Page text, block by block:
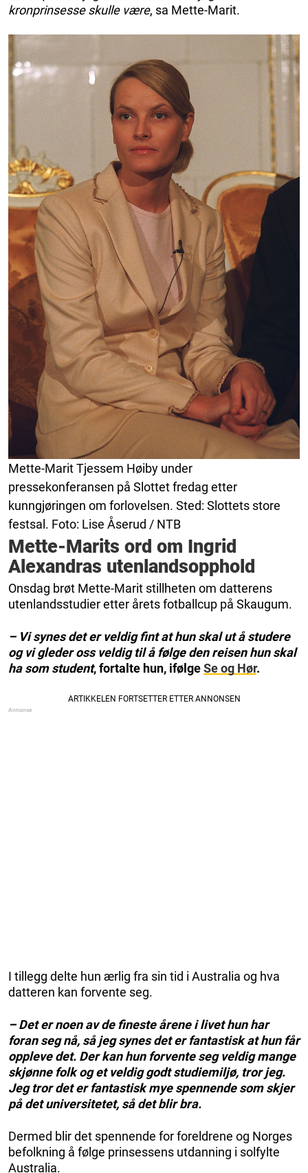
kronprinsesse skulle være, sa Mette-Marit.
Mette-Marit Tjessem Høiby under
pressekonferansen på Slottet fredag etter
kunngjøringen om forlovelsen. Sted: Slottets store
festsal. Foto: Lise Åserud / NTB
Mette-Marits ord om Ingrid
Alexandras utenlandsopphold
Onsdag brøt Mette-Marit stillheten om datterens
utenlandsstudier etter årets fotballcup på Skaugum.
– Vi synes det er veldig fint at hun skal ut å studere
og vi gleder oss veldig til å følge den reisen hun skal
ha som student, fortalte hun, ifølgeSe og Hør.
I tillegg delte hun ærlig fra sin tid i Australia og hva
datteren kan forvente seg.
– Det er noen av de fineste årene i livet hun har
foran seg nå, så jeg synes det er fantastisk at hun får
oppleve det. Der kan hun forvente seg veldig mange
skjønne folk og et veldig godt studiemiljø, tror jeg.
Jeg tror det er fantastisk mye spennende som skjer
på det universitetet, så det blir bra.
Dermed blir det spennende for foreldrene og Norges
befolkning å følge prinsessens utdanning i solfylte
Australia.